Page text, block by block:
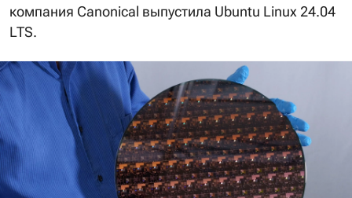
компания Canonical выпустила Ubuntu Linux 24.04
LTS.